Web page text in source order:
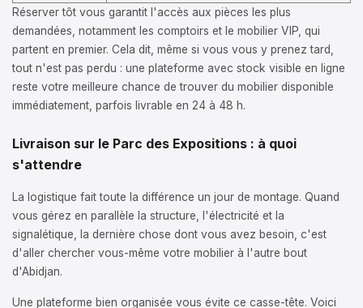
Réserver tôt vous garantit l'accès aux pièces les plus
demandées, notamment les comptoirs et le mobilier VIP, qui
partent en premier. Cela dit, même si vous vous y prenez tard,
tout n'est pas perdu : une plateforme avec stock visible en ligne
reste votre meilleure chance de trouver du mobilier disponible
immédiatement, parfois livrable en 24 à 48 h.
Livraison sur le Parc des Expositions : à quoi
s'attendre
La logistique fait toute la différence un jour de montage. Quand
vous gérez en parallèle la structure, l'électricité et la
signalétique, la dernière chose dont vous avez besoin, c'est
d'aller chercher vous-même votre mobilier à l'autre bout
d'Abidjan.
Une plateforme bien organisée vous évite ce casse-tête. Voici